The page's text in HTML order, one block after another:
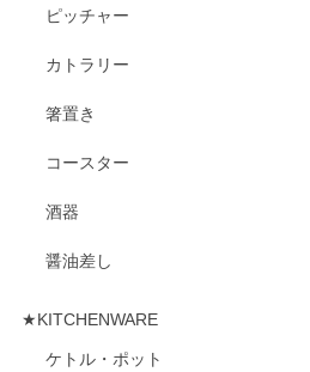
ピッチャー
カトラリー
箸置き
コースター
酒器
醤油差し
★KITCHENWARE
ケトル・ポット